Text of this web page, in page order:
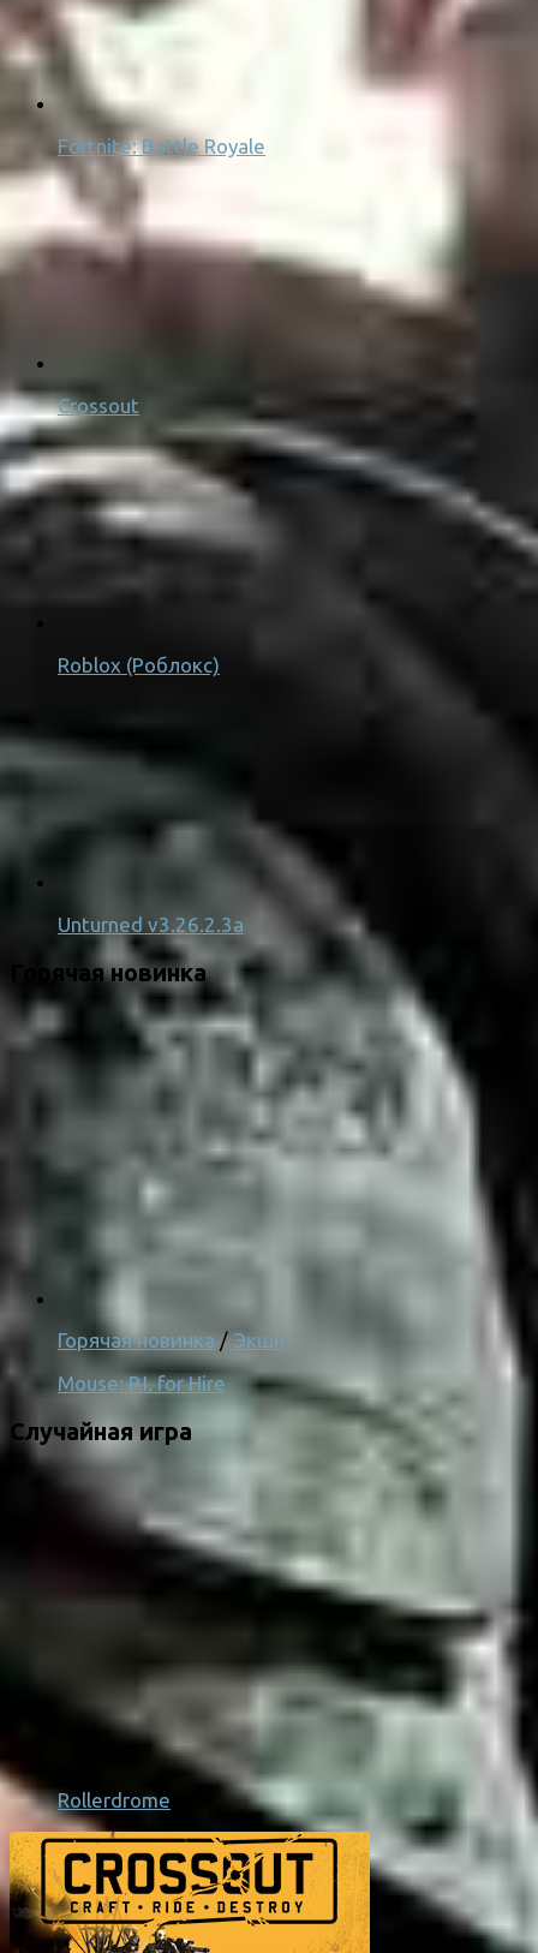
Fortnite: Battle Royale
Crossout
Roblox (Роблокс)
Unturned v3.26.2.3a
Горячая новинка
Горячая новинка / Экшн
Mouse: P.I. for Hire
Случайная игра
Rollerdrome